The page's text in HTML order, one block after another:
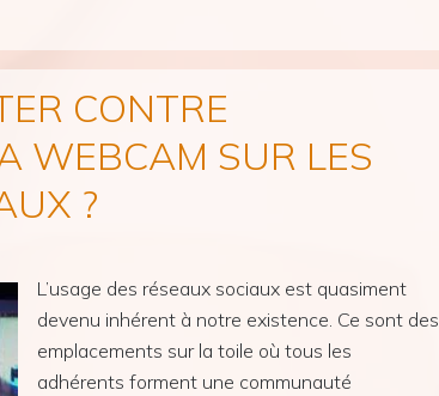
CONTRE
WEBCAM SUR LES
?
L’usage des réseaux sociaux est quasiment
devenu inhérent à notre existence. Ce sont des
emplacements sur la toile où tous les
adhérents forment une communauté